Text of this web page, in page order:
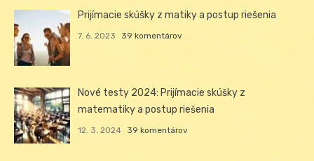
Prijímacie skúšky z matiky a postup riešenia
7. 6. 2023 39 komentárov
Nové testy 2024: Prijímacie skúšky z
matematiky a postup riešenia
12. 3. 2024 39 komentárov